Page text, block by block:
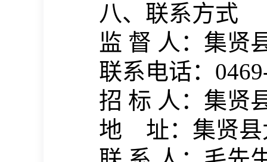
八、联系方式
监 督 人：集贤
联系电话：
招 标 人： 集贤
地
址： 集贤